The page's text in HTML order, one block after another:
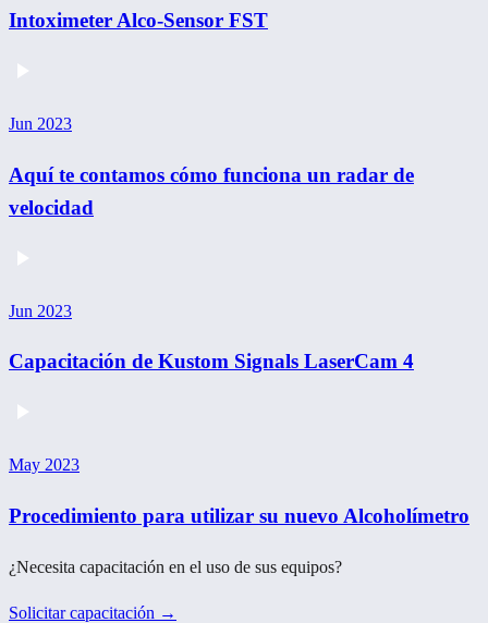
Intoximeter Alco-Sensor FST
Jun 2023
Aquí te contamos cómo funciona un radar de
velocidad
Jun 2023
Capacitación de Kustom Signals LaserCam 4
May 2023
Procedimiento para utilizar su nuevo Alcoholímetro
¿Necesita capacitación en el uso de sus equipos?
Solicitar capacitación →